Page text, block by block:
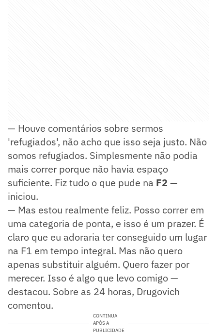
— Houve comentários sobre sermos
'refugiados', não acho que isso seja justo. Não
somos refugiados. Simplesmente não podia
mais correr porque não havia espaço
suficiente. Fiz tudo o que pude na F2 —
iniciou.
— Mas estou realmente feliz. Posso correr em
uma categoria de ponta, e isso é um prazer. É
claro que eu adoraria ter conseguido um lugar
na F1 em tempo integral. Mas não quero
apenas substituir alguém. Quero fazer por
merecer. Isso é algo que levo comigo —
destacou. Sobre as 24 horas, Drugovich
comentou.
CONTINUA
APÓS A
PUBLICIDADE